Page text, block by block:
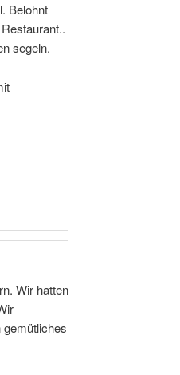
Belohnt
segeln.
Wir hatten